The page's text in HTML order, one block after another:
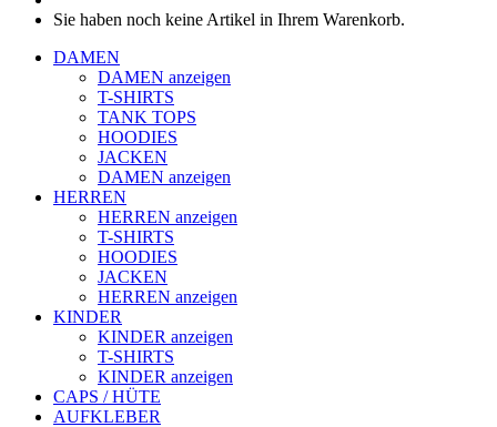
Sie haben noch keine Artikel in Ihrem Warenkorb.
DAMEN
DAMEN anzeigen
T-SHIRTS
TANK TOPS
HOODIES
JACKEN
DAMEN anzeigen
HERREN
HERREN anzeigen
T-SHIRTS
HOODIES
JACKEN
HERREN anzeigen
KINDER
KINDER anzeigen
T-SHIRTS
KINDER anzeigen
CAPS / HÜTE
AUFKLEBER